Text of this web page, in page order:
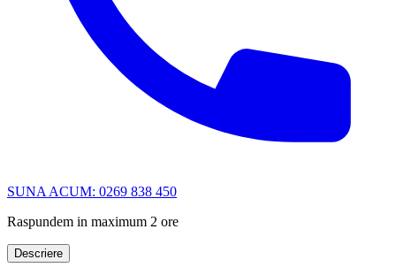
SUNA ACUM: 0269 838 450
Raspundem in maximum 2 ore
Descriere